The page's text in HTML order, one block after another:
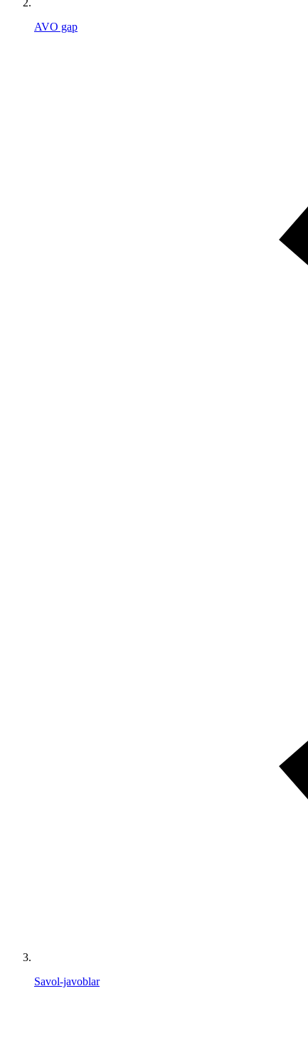
AVO gap
Savol-javoblar